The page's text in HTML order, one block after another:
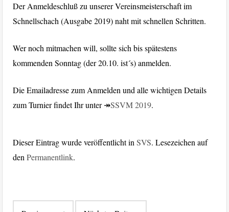
Der Anmeldeschluß zu unserer Vereinsmeisterschaft im
Schnellschach (Ausgabe 2019) naht mit schnellen Schritten.
Wer noch mitmachen will, sollte sich bis spätestens
kommenden Sonntag (der 20.10. ist´s) anmelden.
Die Emailadresse zum Anmelden und alle wichtigen Details
zum Turnier findet Ihr unter ↠SSVM 2019.
Dieser Eintrag wurde veröffentlicht inSVS. Lesezeichen auf
denPermanentlink.